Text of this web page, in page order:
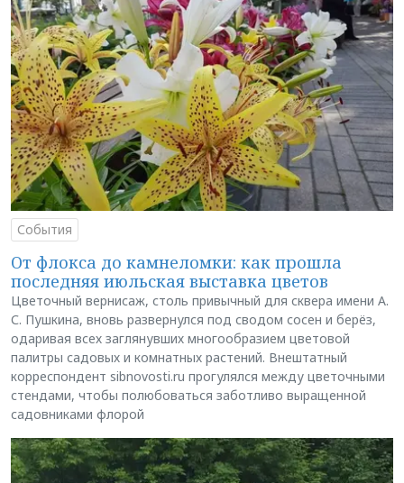
События
От флокса до камнеломки: как прошла
последняя июльская выставка цветов
Цветочный вернисаж, столь привычный для сквера имени А.
С. Пушкина, вновь развернулся под сводом сосен и берёз,
одаривая всех заглянувших многообразием цветовой
палитры садовых и комнатных растений. Внештатный
корреспондент sibnovosti.ru прогулялся между цветочными
стендами, чтобы полюбоваться заботливо выращенной
садовниками флорой